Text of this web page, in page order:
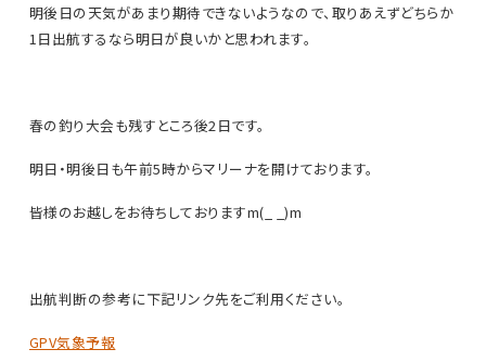
明後日の天気があまり期待できないようなので、取りあえずどちらか
1日出航するなら明日が良いかと思われます。
春の釣り大会も残すところ後2日です。
明日・明後日も午前5時からマリーナを開けております。
皆様のお越しをお待ちしておりますm(_ _)m
出航判断の参考に下記リンク先をご利用ください。
GPV気象予報